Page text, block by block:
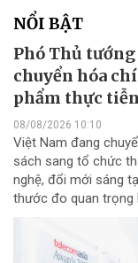
NỔI BẬT
Phó Thủ tướng
chuyển hóa
phẩm thực tiễn
08/08/2026 10:10
Việt Nam đang
sách sang tổ chức
nghệ, đổi mới sáng
thước đo quan trọng